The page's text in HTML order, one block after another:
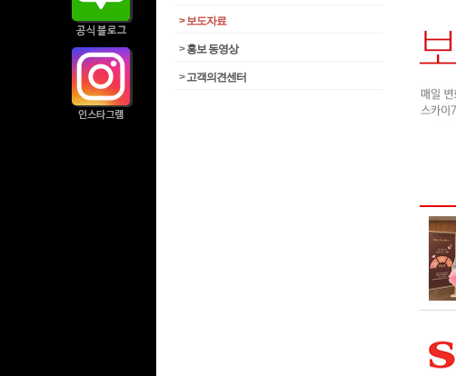
>보도자료
>홍보 동영상
>고객의견센터